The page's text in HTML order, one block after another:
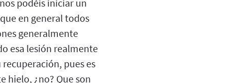
podéis iniciar un
en general todos
generalmente
esa lesión realmente
pues es
¿no? Que son